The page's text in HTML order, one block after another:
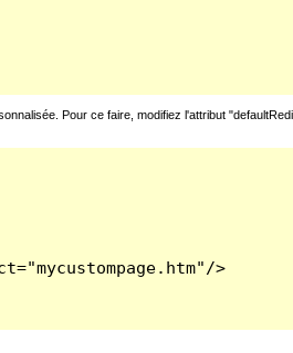
Pour ce faire, modifiez l'attribut
>